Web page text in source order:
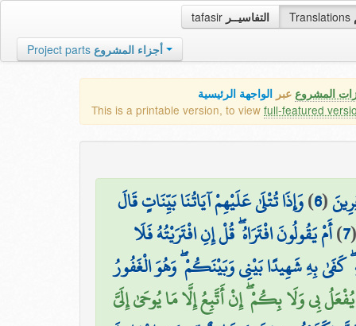
tafasir التفاسيــر Translations
Project parts أجزاء المشروع
المشروع عبر الواجهة الرئيسية
This is a printable version, to view full-featured
(
6
)وَإِذَا تُتْلَىٰ عَلَيْهِمْ آيَاتُنَا بَيِّنَاتٍ قَالَ
7
)أَمْ يَقُولُونَ افْتَرَاهُ ۖ قُلْ إِنِ افْتَرَيْتُهُ فَلَا
بِهِ شَهِيدًا بَيْنِي وَبَيْنَكُمْ ۖ وَهُوَ الْغَفُورُ
بِي وَلَا بِكُمْ ۖ إِنْ أَتَّبِعُ إِلَّا مَا يُوحَىٰ إِلَيَّ